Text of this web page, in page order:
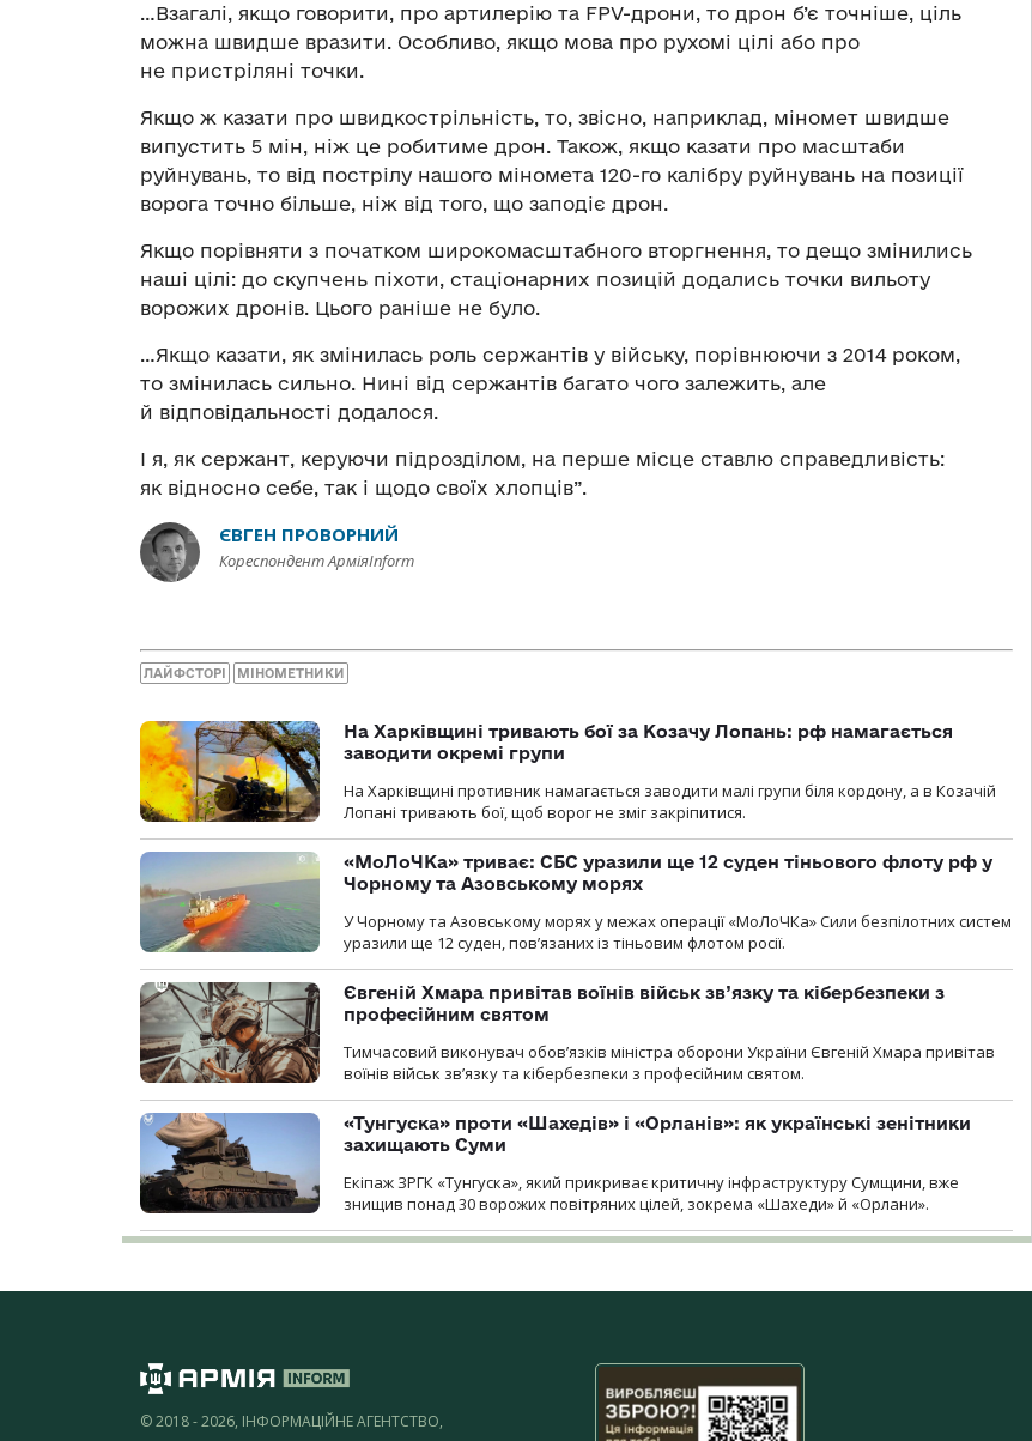
…Взагалі, якщо говорити, про артилерію та FPV-дрони, то дрон б’є точніше, ціль
можна швидше вразити. Особливо, якщо мова про рухомі цілі або про
не пристріляні точки.
Якщо ж казати про швидкострільність, то, звісно, наприклад, міномет швидше
випустить 5 мін, ніж це робитиме дрон. Також, якщо казати про масштаби
руйнувань, то від пострілу нашого міномета 120-го калібру руйнувань на позиції
ворога точно більше, ніж від того, що заподіє дрон.
Якщо порівняти з початком широкомасштабного вторгнення, то дещо змінились
наші цілі: до скупчень піхоти, стаціонарних позицій додались точки вильоту
ворожих дронів. Цього раніше не було.
…Якщо казати, як змінилась роль сержантів у війську, порівнюючи з 2014 роком,
то змінилась сильно. Нині від сержантів багато чого залежить, але
й відповідальності додалося.
І я, як сержант, керуючи підрозділом, на перше місце ставлю справедливість:
як відносно себе, так і щодо своїх хлопців”.
ЄВГЕН ПРОВОРНИЙ
Кореспондент АрміяInform
ЛАЙФСТОРІ МІНОМЕТНИКИ
На Харківщині тривають бої за Козачу Лопань: рф намагається
заводити окремі групи
На Харківщині противник намагається заводити малі групи біля кордону, а в Козачій
Лопані тривають бої, щоб ворог не зміг закріпитися.
«МоЛоЧКа» триває: СБС уразили ще 12 суден тіньового флоту рф у
Чорному та Азовському морях
У Чорному та Азовському морях у межах операції «МоЛоЧКа» Сили безпілотних систем
уразили ще 12 суден, пов’язаних із тіньовим флотом росії.
Євгеній Хмара привітав воїнів військ зв’язку та кібербезпеки з
професійним святом
Тимчасовий виконувач обов’язків міністра оборони України Євгеній Хмара привітав
воїнів військ зв’язку та кібербезпеки з професійним святом.
«Тунгуска» проти «Шахедів» і «Орланів»: як українські зенітники
захищають Суми
Екіпаж ЗРГК «Тунгуска», який прикриває критичну інфраструктуру Сумщини, вже
знищив понад 30 ворожих повітряних цілей, зокрема «Шахеди» й «Орлани».
© 2018 - 2026, ІНФОРМАЦІЙНЕ АГЕНТСТВО,